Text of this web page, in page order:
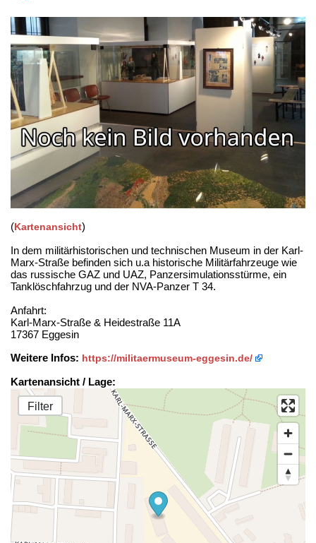
(Kartenansicht)
In dem militärhistorischen und technischen Museum in der Karl-
Marx-Straße befinden sich u.a historische Militärfahrzeuge wie
das russische GAZ und UAZ, Panzersimulationsstürme, ein
Tanklöschfahrzug und der NVA-Panzer T 34.
Anfahrt:
Karl-Marx-Straße & Heidestraße 11A
17367 Eggesin
Weitere Infos: https://militaermuseum-eggesin.de/
Kartenansicht / Lage:
Filter